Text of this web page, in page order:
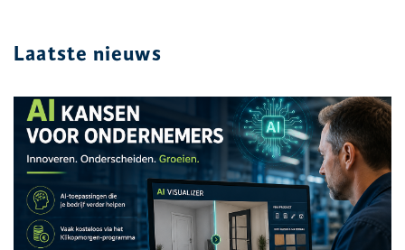
Laatste nieuws